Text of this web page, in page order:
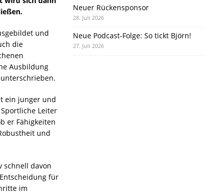
und
die
Ausbildung
ein junger und
Leiter
er Fähigkeiten
und
schnell davon
für
im
Neuer Rückensponsor
28. Juli 2026
Neue Podcast-Folge: So tickt Björn!
27. Juli 2026